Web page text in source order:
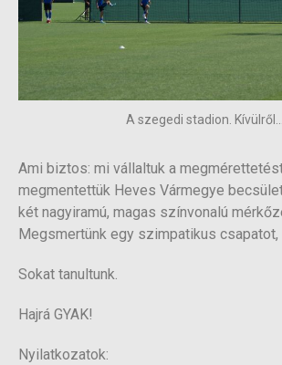
A szegedi stadion. Kívülről...
Ami biztos: mi vállaltuk a
megmentettük Heves Vármegye
két nagyiramú, magas színvonalú
Megsmertünk egy szimpatikus csapatot,
Sokat tanultunk.
Hajrá GYAK!
Nyilatkozatok: